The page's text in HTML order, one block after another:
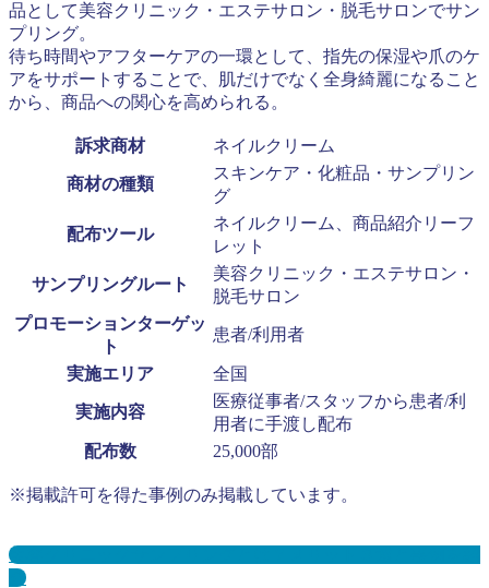
品として美容クリニック・エステサロン・脱毛サロンでサン
プリング。
待ち時間やアフターケアの一環として、指先の保湿や爪のケ
アをサポートすることで、肌だけでなく全身綺麗になること
から、商品への関心を高められる。
訴求商材 ネイルクリーム
商材の種類
スキンケア・化粧品・サンプリン
グ
配布ツール
ネイルクリーム、商品紹介リーフ
レット
サンプリングルート
美容クリニック・エステサロン・
脱毛サロン
プロモーションターゲッ
ト
患者/利用者
実施エリア 全国
実施内容
医療従事者/スタッフから患者/利
用者に手渡し配布
配布数
25,000部
※掲載許可を得た事例のみ掲載しています。
美容クリニックサンプリングとは？メリット３選と事例を紹
介